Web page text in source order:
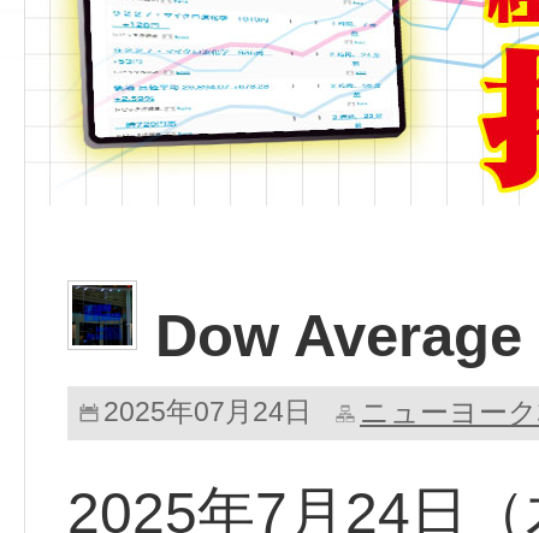
Dow
2025年07月24日 ニューヨー
2025年7月24日